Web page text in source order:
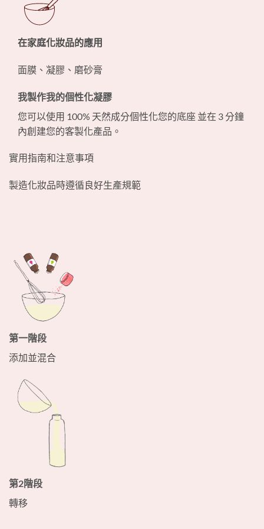
在家庭化妝品的應用
面膜、凝膠、磨砂膏
我製作我的個性化凝膠
您可以使用 100% 天然成分個性化您的底座 並在 3 分鐘
內創建您的客製化產品。
實用指南和注意事項
製造化妝品時遵循良好生產規範
第一階段
添加並混合
第2階段
轉移